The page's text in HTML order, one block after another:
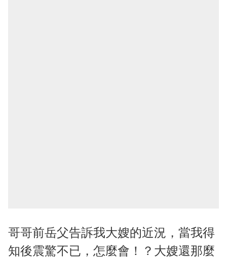
哥哥前岳父告訴我大嫂的近況，當我得
知後震驚不已，怎麼會！？大嫂還那麼